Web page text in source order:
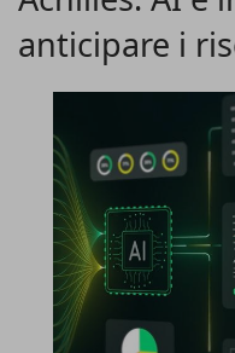
continuaa presentare
ostacolano un accesso
anticipare i
chain